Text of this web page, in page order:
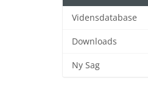
Vidensdatabase
Downloads
Ny Sag